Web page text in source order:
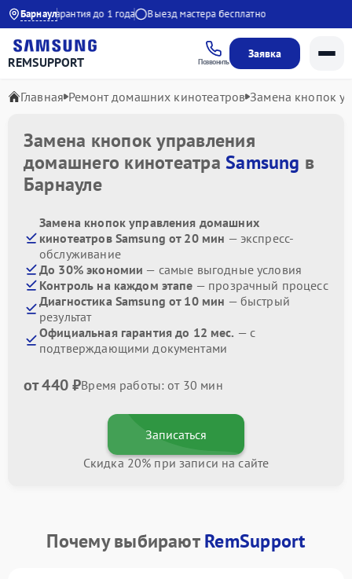
БарнаулГарантия до 1 года Выезд мастера бесплатно
REMSUPPORT Позвонить
Заявка
Главная Ремонт домашних кинотеатров Замена кнопок
Замена кнопок управления
домашнего кинотеатраSamsung в
Барнауле
Замена кнопок управления домашних
кинотеатров Samsung от 20 мин — экспресс-
обслуживание
До 30% экономии — самые выгодные условия
Контроль на каждом этапе — прозрачный процесс
Диагностика Samsung от 10 мин — быстрый
результат
Официальная гарантия до 12 мес. — с
подтверждающими документами
от 440 ₽Время работы: от 30 мин
Записаться
Скидка 20% при записи на сайте
Почему выбираютRemSupport